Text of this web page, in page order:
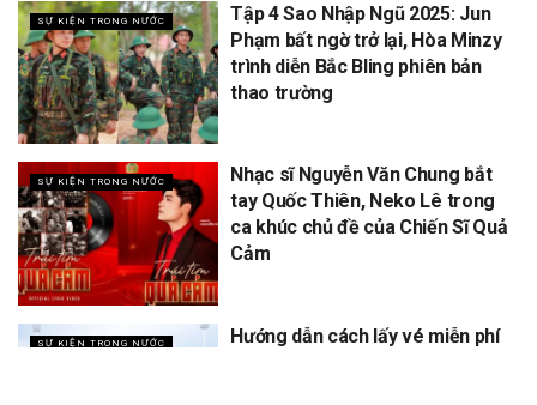
SỰ KIỆN TRONG NƯỚC
Tập 4 Sao Nhập Ngũ 2025: Jun
Phạm bất ngờ trở lại, Hòa Minzy
trình diễn Bắc Bling phiên bản
thao trường
SỰ KIỆN TRONG NƯỚC
Nhạc sĩ Nguyễn Văn Chung bắt
tay Quốc Thiên, Neko Lê trong
ca khúc chủ đề của Chiến Sĩ Quả
Cảm
SỰ KIỆN TRONG NƯỚC
Hướng dẫn cách lấy vé miễn phí